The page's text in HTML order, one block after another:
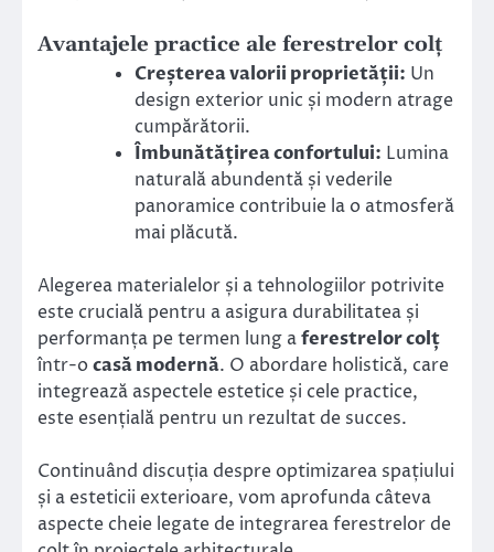
Avantajele practice ale ferestrelor colț
Creșterea valorii proprietății: Un
design exterior unic și modern atrage
cumpărătorii.
Îmbunătățirea confortului: Lumina
naturală abundentă și vederile
panoramice contribuie la o atmosferă
mai plăcută.
Alegerea materialelor și a tehnologiilor potrivite
este crucială pentru a asigura durabilitatea și
performanța pe termen lung aferestrelor colț
într-ocasă modernă. O abordare holistică, care
integrează aspectele estetice și cele practice,
este esențială pentru un rezultat de succes.
Continuând discuția despre optimizarea spațiului
și a esteticii exterioare, vom aprofunda câteva
aspecte cheie legate de integrarea ferestrelor de